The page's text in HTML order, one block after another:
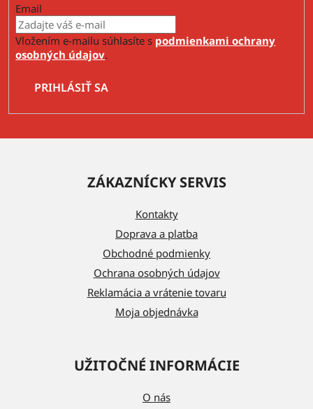
Email
Vložením e-mailu súhlasíte s podmienkami ochrany
osobných údajov.
PRIHLÁSIŤ SA
ZÁKAZNÍCKY SERVIS
Kontakty
Doprava a platba
Obchodné podmienky
Ochrana osobných údajov
Reklamácia a vrátenie tovaru
Moja objednávka
UŽITOČNÉ INFORMÁCIE
O nás